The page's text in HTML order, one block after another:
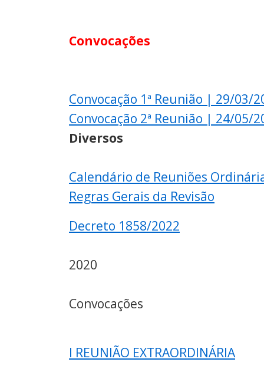
Convocações
Convocação 1ª Reunião | 29/03/
Convocação 2ª Reunião | 24/05/
Diversos
Calendário de Reuniões
Regras Gerais da Revisão
Decreto 1858/2022
2020
Convocações
I REUNIÃO EXTRAORDINÁRIA